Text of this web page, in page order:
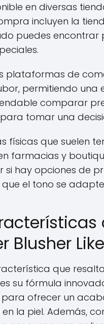
en diversas
incluyen la
puedes encontrar
plataformas de
permitiendo una
comparar
tomar una
físicas que suelen
farmacias y
si hay opciones de
el tono se
Blusher
que
es su fórmula
ofrecer un
en la piel. Además,